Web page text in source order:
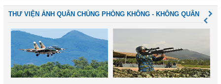
THƯ VIỆN ẢNH QUÂN CHỦNG PHÒNG KHÔNG - KHÔNG QUÂN